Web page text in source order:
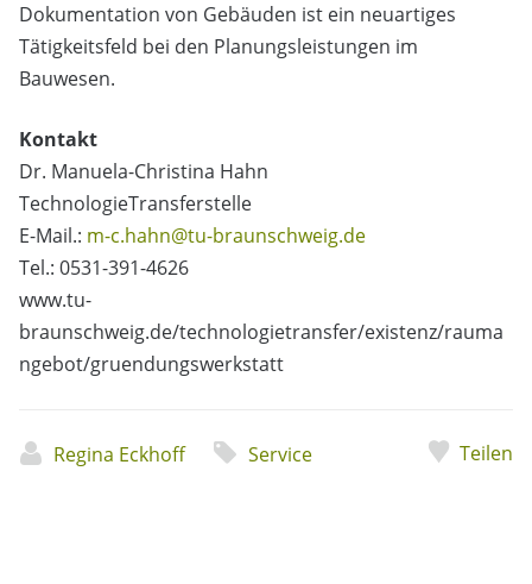
Dokumentation von Gebäuden ist ein neuartiges
Tätigkeitsfeld bei den Planungsleistungen im
Bauwesen.
Kontakt
Dr. Manuela-Christina Hahn
TechnologieTransferstelle
E-Mail.: m-c.hahn@tu-braunschweig.de
Tel.: 0531-391-4626
www.tu-
braunschweig.de/technologietransfer/existenz/rauma
ngebot/gruendungswerkstatt
Regina Eckhoff Service Teilen